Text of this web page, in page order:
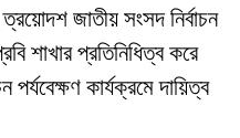
জাতীয় সংসদ নির্বাচন
শাখার প্রতিনিধিত্ব করে
পর্যবেক্ষণ কার্যক্রমে দায়িত্ব